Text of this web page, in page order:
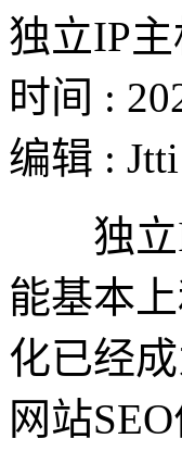
独立IP
时间 :
编辑 : Jtti
独立IP
能基本
化已经
网站